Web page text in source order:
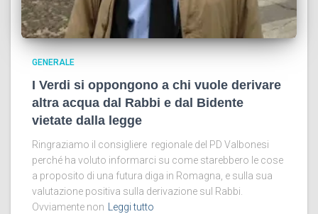
GENERALE
I Verdi si oppongono a chi vuole derivare
altra acqua dal Rabbi e dal Bidente
vietate dalla legge
Ringraziamo il consigliere regionale del PD Valbonesi
perché ha voluto informarci su come starebbero le cose
a proposito di una futura diga in Romagna, e sulla sua
valutazione positiva sulla derivazione sul Rabbi.
Ovviamente non
Leggi tutto